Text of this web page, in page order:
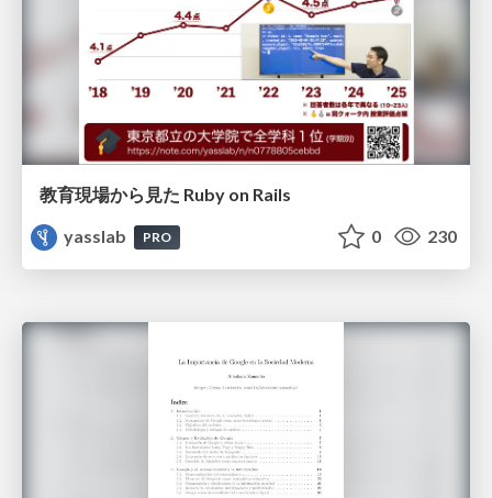
教育現場から見た Ruby on Rails
yasslab
PRO 0 230